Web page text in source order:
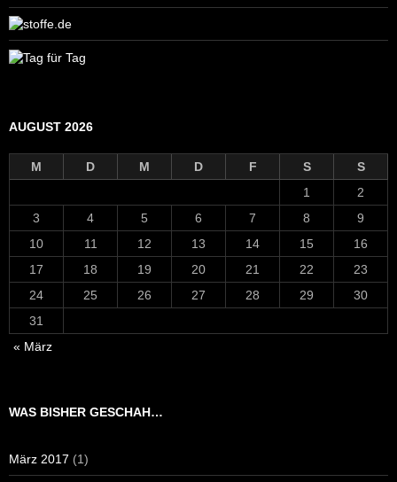
AUGUST 2026
M D M D F S
S
1
2
3
4 5 6 7 8
9
10
11 12 13 14 15
16
17
18 19 20 21 22
23
24
25 26 27 28 29
30
31
« März
WAS BISHER GESCHAH…
März 2017 (1)